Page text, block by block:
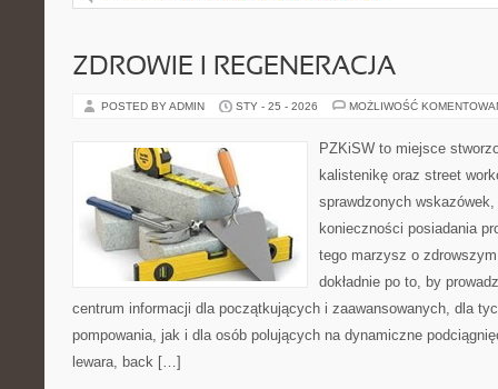
ZDROWIE I REGENERACJA
POSTED BY ADMIN STY - 25 - 2026 MOŻLIWOŚĆ
PZKiSW to miejsce
kalistenikę oraz street
sprawdzonych
konieczności posiadania
tego marzysz o
dokładnie po to, by
centrum informacji dla początkujących i zaawansowanych, dla
pompowania, jak i dla osób polujących na dynamiczne
lewara, back […]